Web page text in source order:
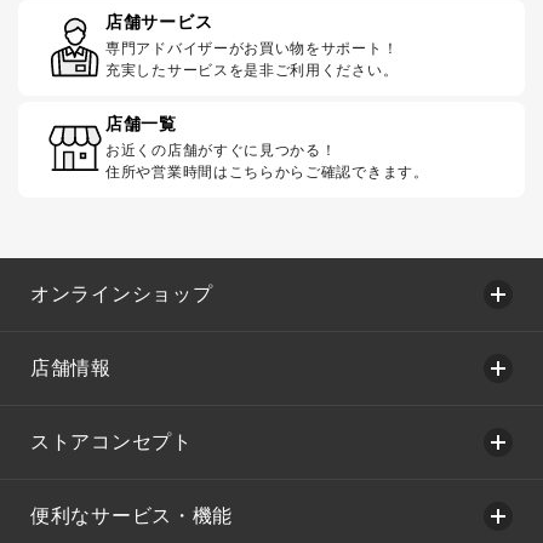
店舗サービス
専門アドバイザーがお買い物をサポート！
充実したサービスを是非ご利用ください。
店舗一覧
お近くの店舗がすぐに見つかる！
住所や営業時間はこちらからご確認できます。
オンラインショップ
店舗情報
ストアコンセプト
便利なサービス・機能